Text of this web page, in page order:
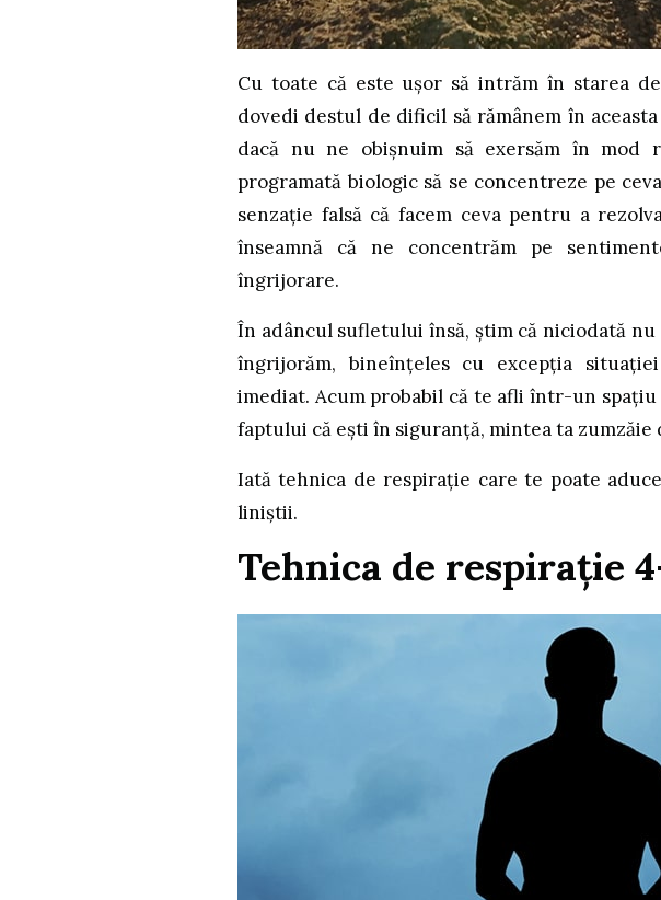
Cu toate că este ușor să intrăm în starea
dovedi destul de dificil să rămânem în
dacă nu ne obișnuim să exersăm în mod
programată biologic să se concentreze pe
senzație falsă că facem ceva pentru a
înseamnă că ne concentrăm pe
îngrijorare.
În adâncul sufletului însă, știm că niciodată nu
îngrijorăm, bineînțeles cu excepția
imediat. Acum probabil că te afli într-un
faptului că ești în siguranță, mintea ta
Iată tehnica de respirație care te poate
liniștii.
Tehnica de respirație